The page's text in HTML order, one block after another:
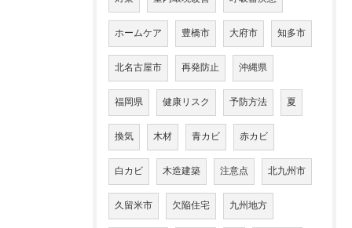
ホームケア 豊橋市 大府市 知多市
北名古屋市 再発防止 沖縄県
福岡県 健康リスク 予防方法 夏
換気 木材 青カビ 赤カビ
白カビ 木造建築 注意点 北九州市
久留米市 欠陥住宅 九州地方